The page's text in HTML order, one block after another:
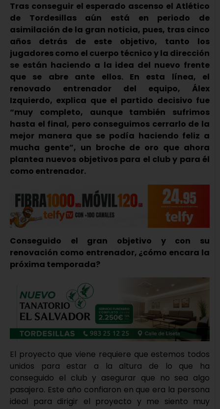
Tras conseguir el esperado ascenso el Atlético
de Tordesillas aún está en periodo de
asimilación de la gran noticia, pues, tras cinco
años detrás de este objetivo, tanto los
jugadores como el cuerpo técnico y la dirección
se están haciendo a la idea del nuevo frente
que se abre ante ellos. En esta línea, el
renovado entrenador del equipo, Álex
Izquierdo, explica que el partido decisivo fue
“muy completo, aunque también sufrimos
hasta el final, pero conseguimos cerrarlo de la
mejor manera que se podía haciendo feliz a
mucha gente”, un broche de oro que ahora
plantea nuevos objetivos para el club y para él
como entrenador.
Conseguido el gran objetivo y con su
renovación como entrenador, ¿cómo encara la
próxima temporada?
El proyecto que viene requiere que estemos todos
unidos para estar a la altura de lo que ha
conseguido el club y asegurar que no sea algo
pasajero. Este año confiaron en que era la persona
ideal para dirigir el proyecto y me siento muy